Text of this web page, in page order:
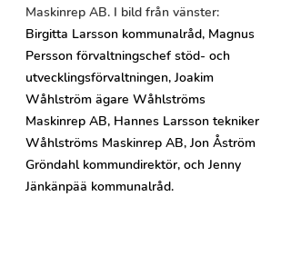
Maskinrep AB. I bild från vänster:
Birgitta Larsson kommunalråd, Magnus
Persson förvaltningschef stöd- och
utvecklingsförvaltningen, Joakim
Wåhlström ägare Wåhlströms
Maskinrep AB, Hannes Larsson tekniker
Wåhlströms Maskinrep AB, Jon Åström
Gröndahl kommundirektör, och Jenny
Jänkänpää kommunalråd.